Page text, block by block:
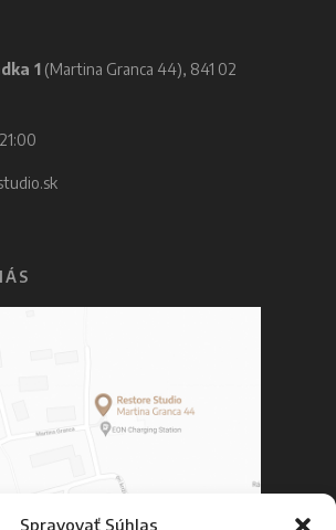
Spravovať Súhlas
1 (Martina Granca 44), 841 02